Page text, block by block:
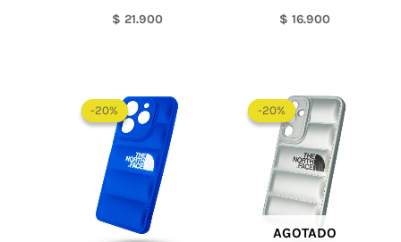
$ 21.900 $ 16.900
-20%
-20%
precio
original
era:
$ 60.000.
-20%
AGOTADO
-20%
precio
original
era:
$ 60.000.